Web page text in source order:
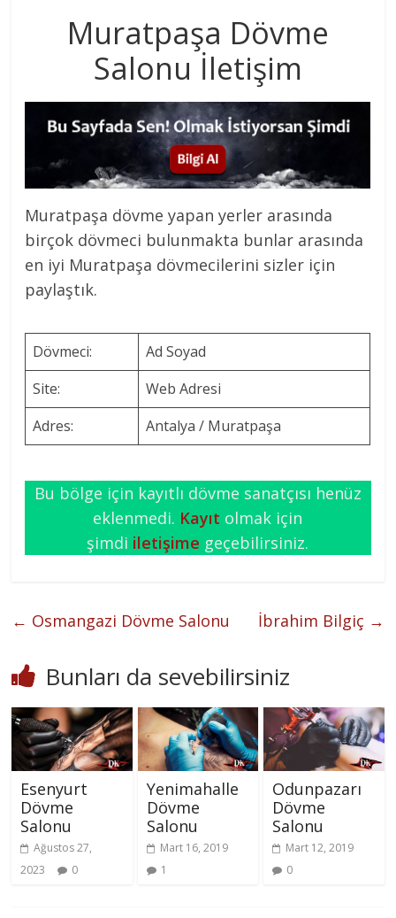
Muratpaşa Dövme
Salonu İletişim
Muratpaşa dövme yapan yerler arasında
birçok dövmeci bulunmakta bunlar arasında
en iyi Muratpaşa dövmecilerini sizler için
paylaştık.
Dövmeci:
Ad Soyad
Site:
Web Adresi
Adres:
Antalya / Muratpaşa
Bu bölge için kayıtlı dövme sanatçısı henüz
eklenmedi. Kayıt olmak için
şimdi iletişime geçebilirsiniz.
← Osmangazi Dövme Salonu İbrahim Bilgiç →
Bunları da sevebilirsiniz
Esenyurt
Dövme
Salonu
Ağustos 27,
2023
0
Yenimahalle
Dövme
Salonu
Mart 16, 2019
1
Odunpazarı
Dövme
Salonu
Mart 12, 2019
0